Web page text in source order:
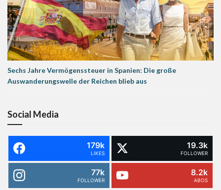
Sechs Jahre Vermögenssteuer in Spanien: Die große
Auswanderungswelle der Reichen blieb aus
Social Media
179k
LIKES
19.3k
FOLLOWER
77k
FOLLOWER
8.2k
ABOS